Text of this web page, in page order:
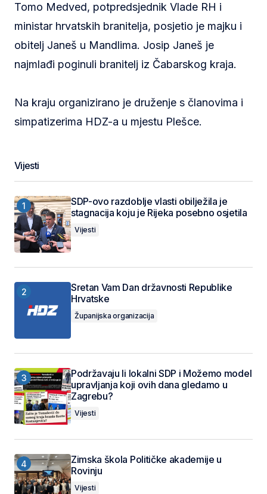
Tomo Medved, potpredsjednik Vlade RH i
ministar hrvatskih branitelja, posjetio je majku i
obitelj Janeš u Mandlima. Josip Janeš je
najmlađi poginuli branitelj iz Čabarskog kraja.
Na kraju organizirano je druženje s članovima i
simpatizerima HDZ-a u mjestu Plešce.
Vijesti
SDP-ovo razdoblje vlasti obilježila je
stagnacija koju je Rijeka posebno osjetila
Vijesti
Sretan Vam Dan državnosti Republike
Hrvatske
Županijska organizacija
Podržavaju li lokalni SDP i Možemo model
upravljanja koji ovih dana gledamo u
Zagrebu?
Vijesti
Zimska škola Političke akademije u
Rovinju
Vijesti